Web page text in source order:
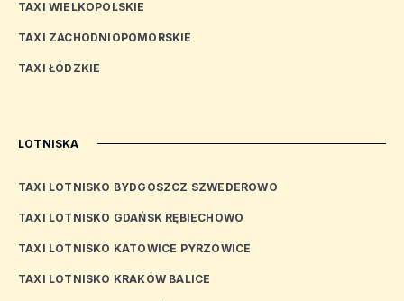
TAXI WIELKOPOLSKIE
TAXI ZACHODNIOPOMORSKIE
TAXI ŁÓDZKIE
LOTNISKA
TAXI LOTNISKO BYDGOSZCZ SZWEDEROWO
TAXI LOTNISKO GDAŃSK RĘBIECHOWO
TAXI LOTNISKO KATOWICE PYRZOWICE
TAXI LOTNISKO KRAKÓW BALICE